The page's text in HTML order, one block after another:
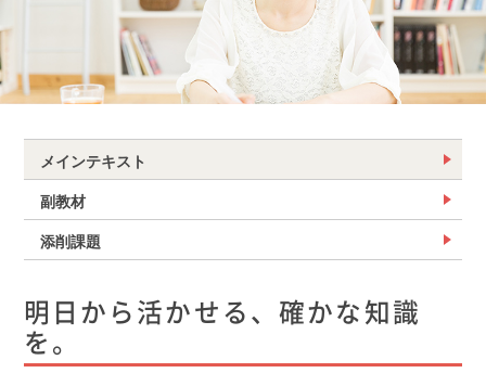
メインテキスト
副教材
添削課題
明日から活かせる、確かな知識
を。